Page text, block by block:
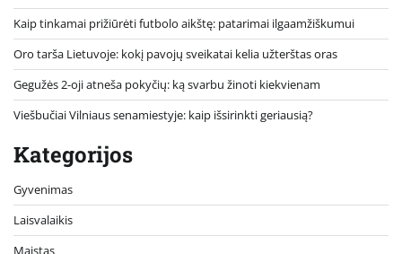
Kaip tinkamai prižiūrėti futbolo aikštę: patarimai ilgaamžiškumui
Oro tarša Lietuvoje: kokį pavojų sveikatai kelia užterštas oras
Gegužės 2-oji atneša pokyčių: ką svarbu žinoti kiekvienam
Viešbučiai Vilniaus senamiestyje: kaip išsirinkti geriausią?
Kategorijos
Gyvenimas
Laisvalaikis
Maistas